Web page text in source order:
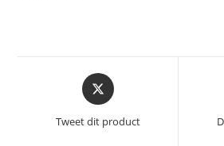
Opent
in
een
nieuw
Tweet dit product